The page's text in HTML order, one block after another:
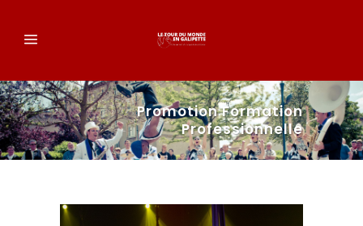
Promotion Formation
Professionnelle